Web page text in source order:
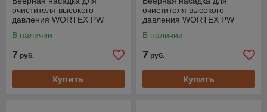
очистителя высокого
давления WORTEX PW
(низкое давлен (подходит
В наличии
7 руб.
Купить
очистителя высокого
давления WORTEX PW
(подходит для PW 1740)
В наличии
7 руб.
Купить